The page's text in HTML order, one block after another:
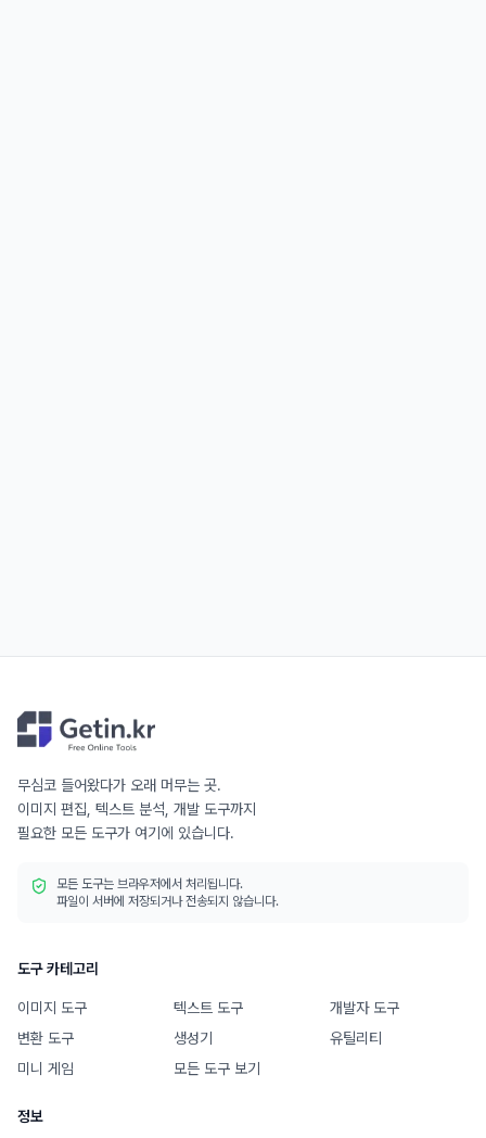
무심코 들어왔다가 오래 머무는 곳.
이미지 편집, 텍스트 분석, 개발 도구까지
필요한 모든 도구가 여기에 있습니다.
모든 도구는 브라우저에서 처리됩니다.
파일이 서버에 저장되거나 전송되지 않습니다.
도구 카테고리
이미지 도구 텍스트 도구
개발자 도구
변환 도구
생성기
유틸리티
미니 게임
모든 도구 보기
정보